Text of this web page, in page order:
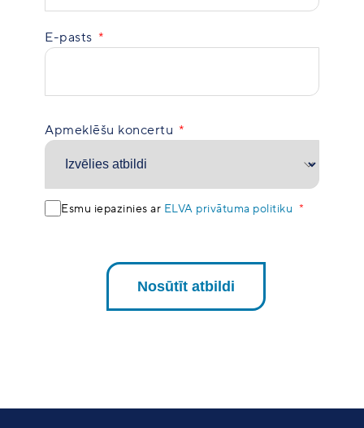
E-pasts
Apmeklēšu koncertu
Esmu iepazinies ar ELVA privātuma politiku
Nosūtīt atbildi